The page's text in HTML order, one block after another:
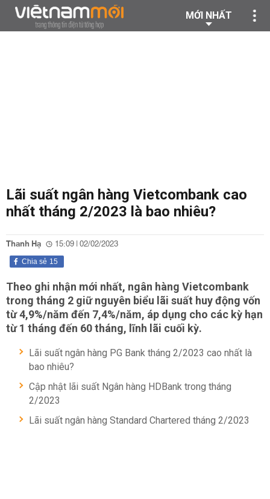
MỚI NHẤT
Lãi suất ngân hàng Vietcombank cao
nhất tháng 2/2023 là bao nhiêu?
Thanh Hạ 15:09 | 02/02/2023
15
Chia sẻ
Theo ghi nhận mới nhất, ngân hàng Vietcombank
trong tháng 2 giữ nguyên biểu lãi suất huy động vốn
từ 4,9%/năm đến 7,4%/năm, áp dụng cho các kỳ hạn
từ 1 tháng đến 60 tháng, lĩnh lãi cuối kỳ.
Lãi suất ngân hàng PG Bank tháng 2/2023 cao nhất là
bao nhiêu?
Cập nhật lãi suất Ngân hàng HDBank trong tháng
2/2023
Lãi suất ngân hàng Standard Chartered tháng 2/2023